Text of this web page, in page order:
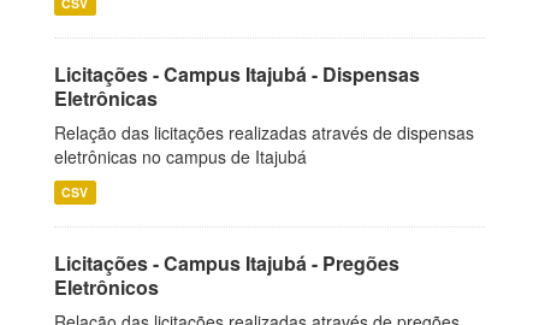
Licitações - Campus Itajubá - Dispensas
Eletrônicas
Relação das licitações realizadas através de dispensas
eletrônicas no campus de Itajubá
CSV
Licitações - Campus Itajubá - Pregões
Eletrônicos